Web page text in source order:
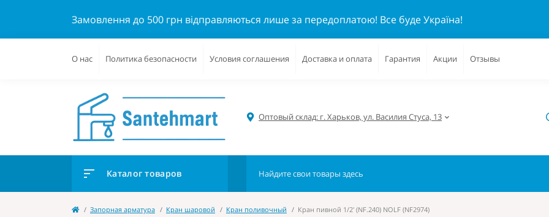
Замовлення до 500 грн відправляються лише за передоплатою! Все буде Україна!
О нас Политика безопасности Условия соглашения Доставка и оплата Гарантия Акции Отзывы
Оптовый склад: г. Харьков, ул. Василия Стуса, 13
Каталог товаров
Запорная арматура Кран шаровой Кран поливочный Кран пивной 1/2' (NF.240) NOLF (NF2974)